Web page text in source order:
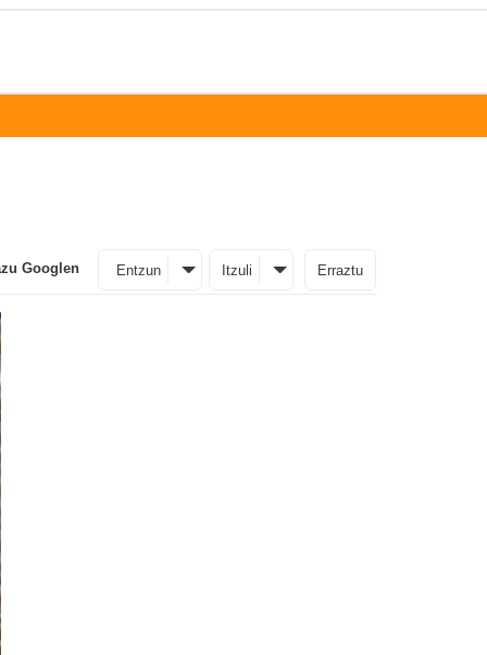
Googlen Entzun Itzuli Erraztu